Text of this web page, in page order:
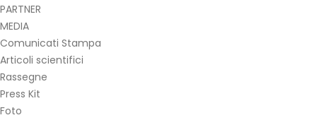
PARTNER
MEDIA
Comunicati Stampa
Articoli scientifici
Rassegne
Press Kit
Foto